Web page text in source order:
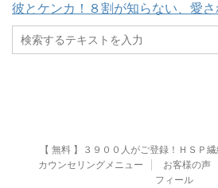
彼とケンカ！８割が知らない、愛
【 無料 】３９００人がご登録！ＨＳＰ
カウンセリングメニュー
お客様の声
フィール